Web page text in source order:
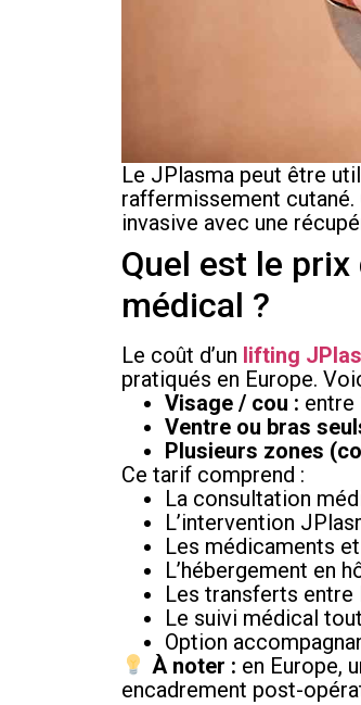
Le JPlasma peut être
raffermissement cutané.
invasive avec une
Quel est le
médical ?
Le coût d’un lifting
pratiqués en Europe.
Visage / cou : entre
Ventre ou bras
Plusieurs zones
Ce tarif comprend :
La consultation
L’intervention
Les médicaments
L’hébergement en
Les transferts entre
Le suivi médical
Option
À noter : en Europe,
encadrement post-